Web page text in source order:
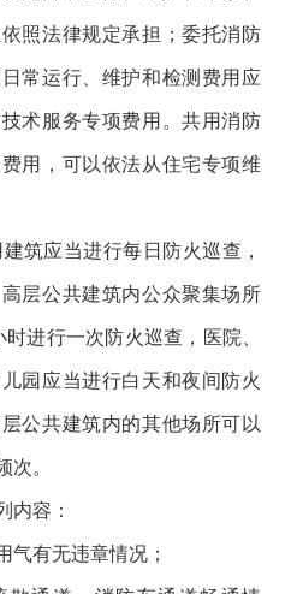
照法律规定承担；委托消防
常运行、维护和检测费用应
术服务专项费用。共用消防
用，可以依法从住宅专项维
筑应当进行每日防火巡查，
层公共建筑内公众聚集场所
进行一次防火巡查，医院、
园应当进行白天和夜间防火
公共建筑内的其他场所可以
次。
内容：
气有无违章情况；